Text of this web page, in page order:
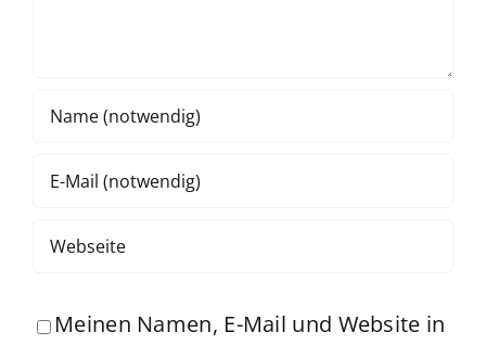
Meinen Namen, E-Mail und Website in